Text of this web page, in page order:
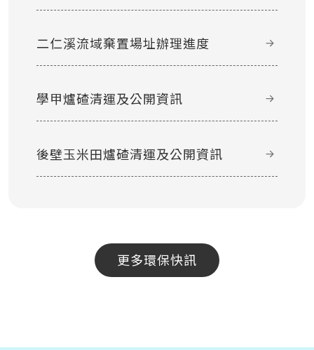
二仁溪流域棄置場址辦理進度
學甲爐碴清運及公開資訊
後壁玉米田爐碴清運及公開資訊
更多環保快訊